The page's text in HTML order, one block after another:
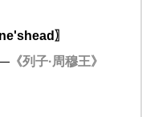
〗
《列子·周穆王》